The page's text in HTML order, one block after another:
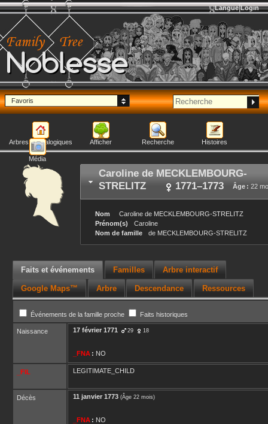
Noblesse
Langue Login
Favoris
Arbres généalogiques Afficher Recherche Histoires
Média
Caroline de MECKLEMBOURG-
STRELITZ
Âge : 22
1771–1773
Nom Caroline de MECKLEMBOURG-STRELITZ
Prénom(s)
Caroline
Nom de famille
de MECKLEMBOURG-STRELITZ
Faits et événements Familles Arbre interactif
Google Maps™ Arbre Descendance Ressources
Événements de la famille proche Faits historiques
Naissance 17 février 1771 29 18
_FNA : NO
_FIL LEGITIMATE_CHILD
Décès 11 janvier 1773 (Âge 22 mois)
_FNA : NO